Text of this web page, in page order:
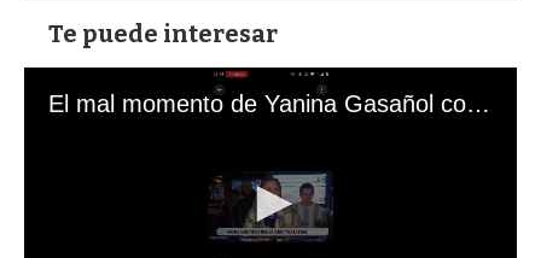
Te puede interesar
El mal momento de Yanina Gasañol con un hincha argentino en "Subrayado"